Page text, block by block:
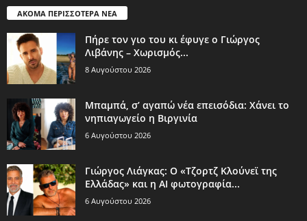
ΑΚΟΜΑ ΠΕΡΙΣΣΟΤΕΡΑ ΝΕΑ
Πήρε τον γιο του κι έφυγε ο Γιώργος
Λιβάνης – Χωρισμός...
8 Αυγούστου 2026
Μπαμπά, σ’ αγαπώ νέα επεισόδια: Χάνει το
νηπιαγωγείο η Βιργινία
6 Αυγούστου 2026
Γιώργος Λιάγκας: Ο «Τζορτζ Κλούνεϊ της
Ελλάδας» και η AI φωτογραφία...
6 Αυγούστου 2026